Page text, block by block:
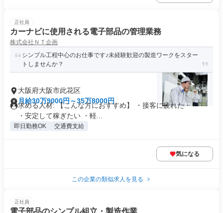
正社員
カーナビに使用される電子部品の管理業務
株式会社ＮＴ企画
シンプル工程中心のお仕事です♪未経験歓迎の製造ワークをスター
トしませんか？
大阪府大阪市此花区
月給30万9000円～35万8000円
求める人材: 【こんな方におすすめ】 ・接客に疲れた・・・
・安定して稼ぎたい ・軽...
即日勤務OK 交通費支給
気になる
この企業の類似求人を見る
正社員
電子部品のシンプル組立・製造作業